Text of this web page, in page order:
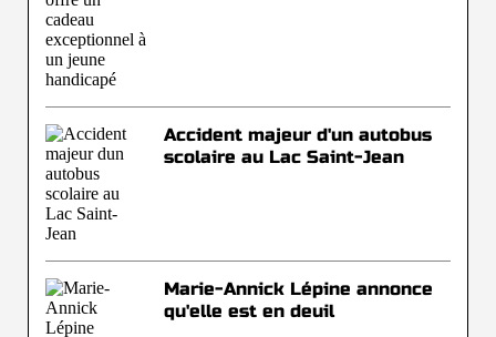
Accident majeur d'un autobus
scolaire au Lac Saint-Jean
Marie-Annick Lépine annonce
qu'elle est en deuil